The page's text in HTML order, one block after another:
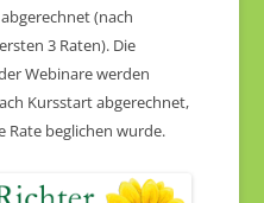
(nach
3 Raten). Die
Webinare werden
Kursstart abgerechnet,
Rate beglichen wurde.